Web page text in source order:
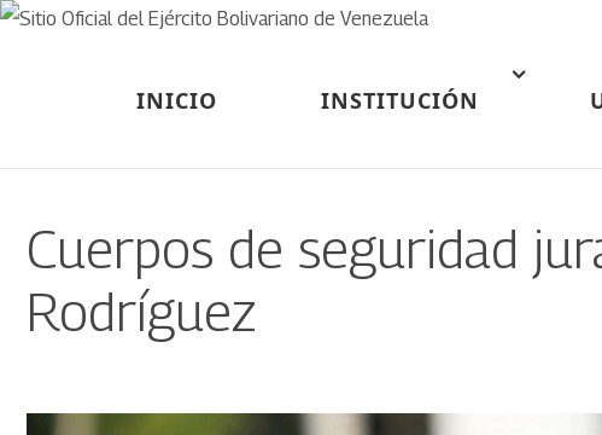
INICIO INSTITUCIÓN
Cuerpos de seguridad
Rodríguez